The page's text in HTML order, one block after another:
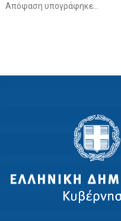
Απόφαση υπογράφηκε...